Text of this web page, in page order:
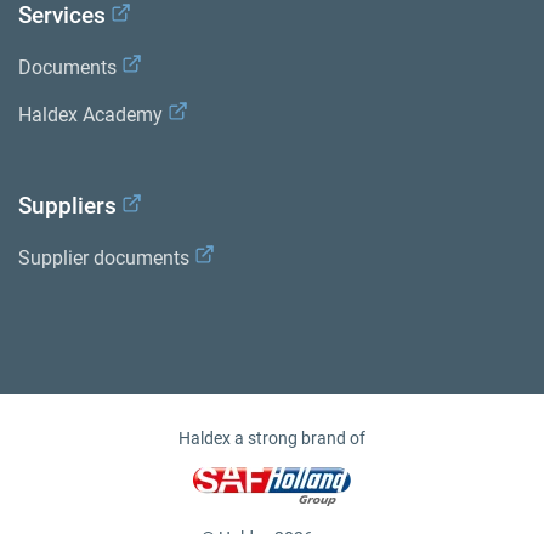
Services
Documents
Haldex Academy
Suppliers
Supplier documents
Haldex a strong brand of